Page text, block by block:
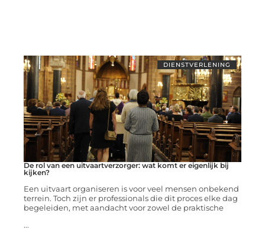
DIENSTVERLENING
De rol van een uitvaartverzorger: wat komt er eigenlijk bij
kijken?
Een uitvaart organiseren is voor veel mensen onbekend
terrein. Toch zijn er professionals die dit proces elke dag
begeleiden, met aandacht voor zowel de praktische
...